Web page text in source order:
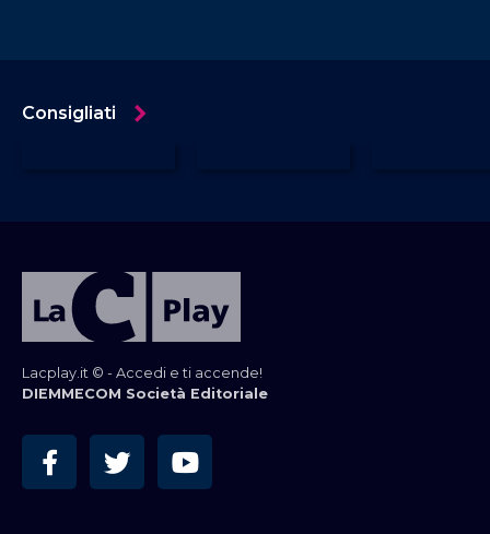
Consigliati
Lacplay.it © - Accedi e ti accende!
DIEMMECOM Società Editoriale